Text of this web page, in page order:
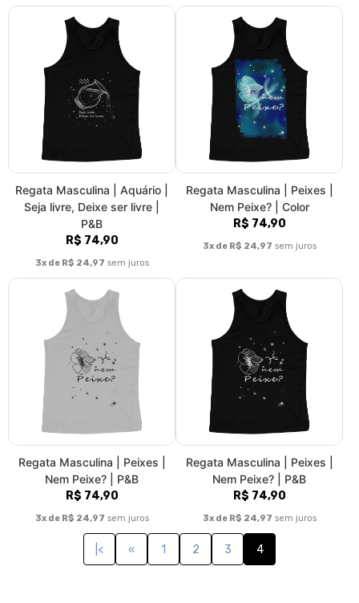
Regata Masculina | Aquário |
Seja livre, Deixe ser livre |
P&B
R$ 74,90
3x de R$ 24,97 sem juros
Regata Masculina | Peixes |
Nem Peixe? | Color
R$ 74,90
3x de R$ 24,97 sem juros
Regata Masculina | Peixes |
Nem Peixe? | P&B
R$ 74,90
3x de R$ 24,97 sem juros
Regata Masculina | Peixes |
Nem Peixe? | P&B
R$ 74,90
3x de R$ 24,97 sem juros
|< « 1 2 3 4